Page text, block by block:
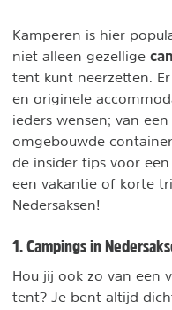
Kamperen is hier
niet alleen gezellige
tent kunt neerzetten.
en originele
ieders wensen; van
omgebouwde
de insider tips voor een
een vakantie of korte
Nedersaksen!
1. Campings in
Hou jij ook zo van een
tent? Je bent altijd